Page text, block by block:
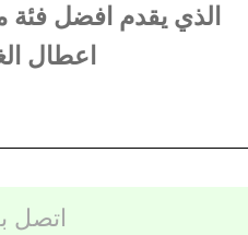
الذي يقدم افضل
اعطال
اتصل